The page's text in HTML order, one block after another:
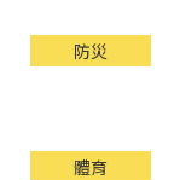
防災
體育